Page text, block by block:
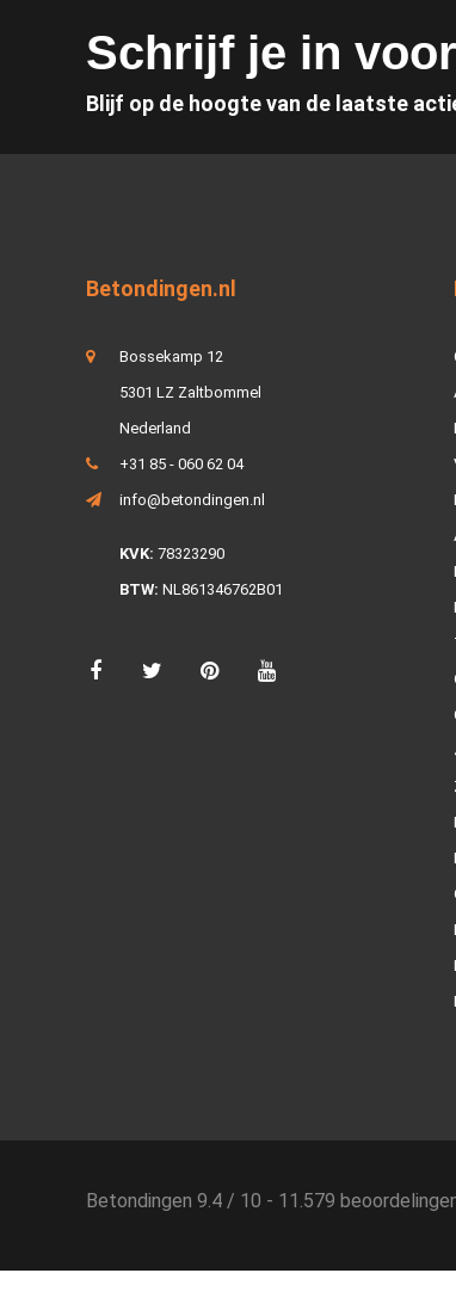
Schrijf je in
Blijf op de hoogte van de laatste
Betondingen.nl
Bossekamp 12
5301 LZ Zaltbommel
Nederland
+31 85 - 060 62 04
info@betondingen.nl
KVK: 78323290
BTW: NL861346762B01
Betondingen 9.4 / 10 - 11.579